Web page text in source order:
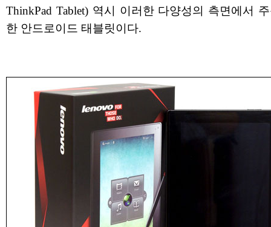
ThinkPad Tablet) 역시 이러한 다양성의 측면에서
한 안드로이드 태블릿이다.